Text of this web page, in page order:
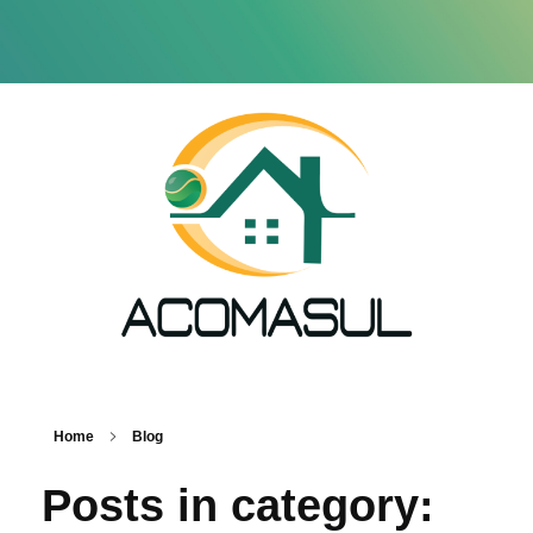
Home Blog
Posts in category: